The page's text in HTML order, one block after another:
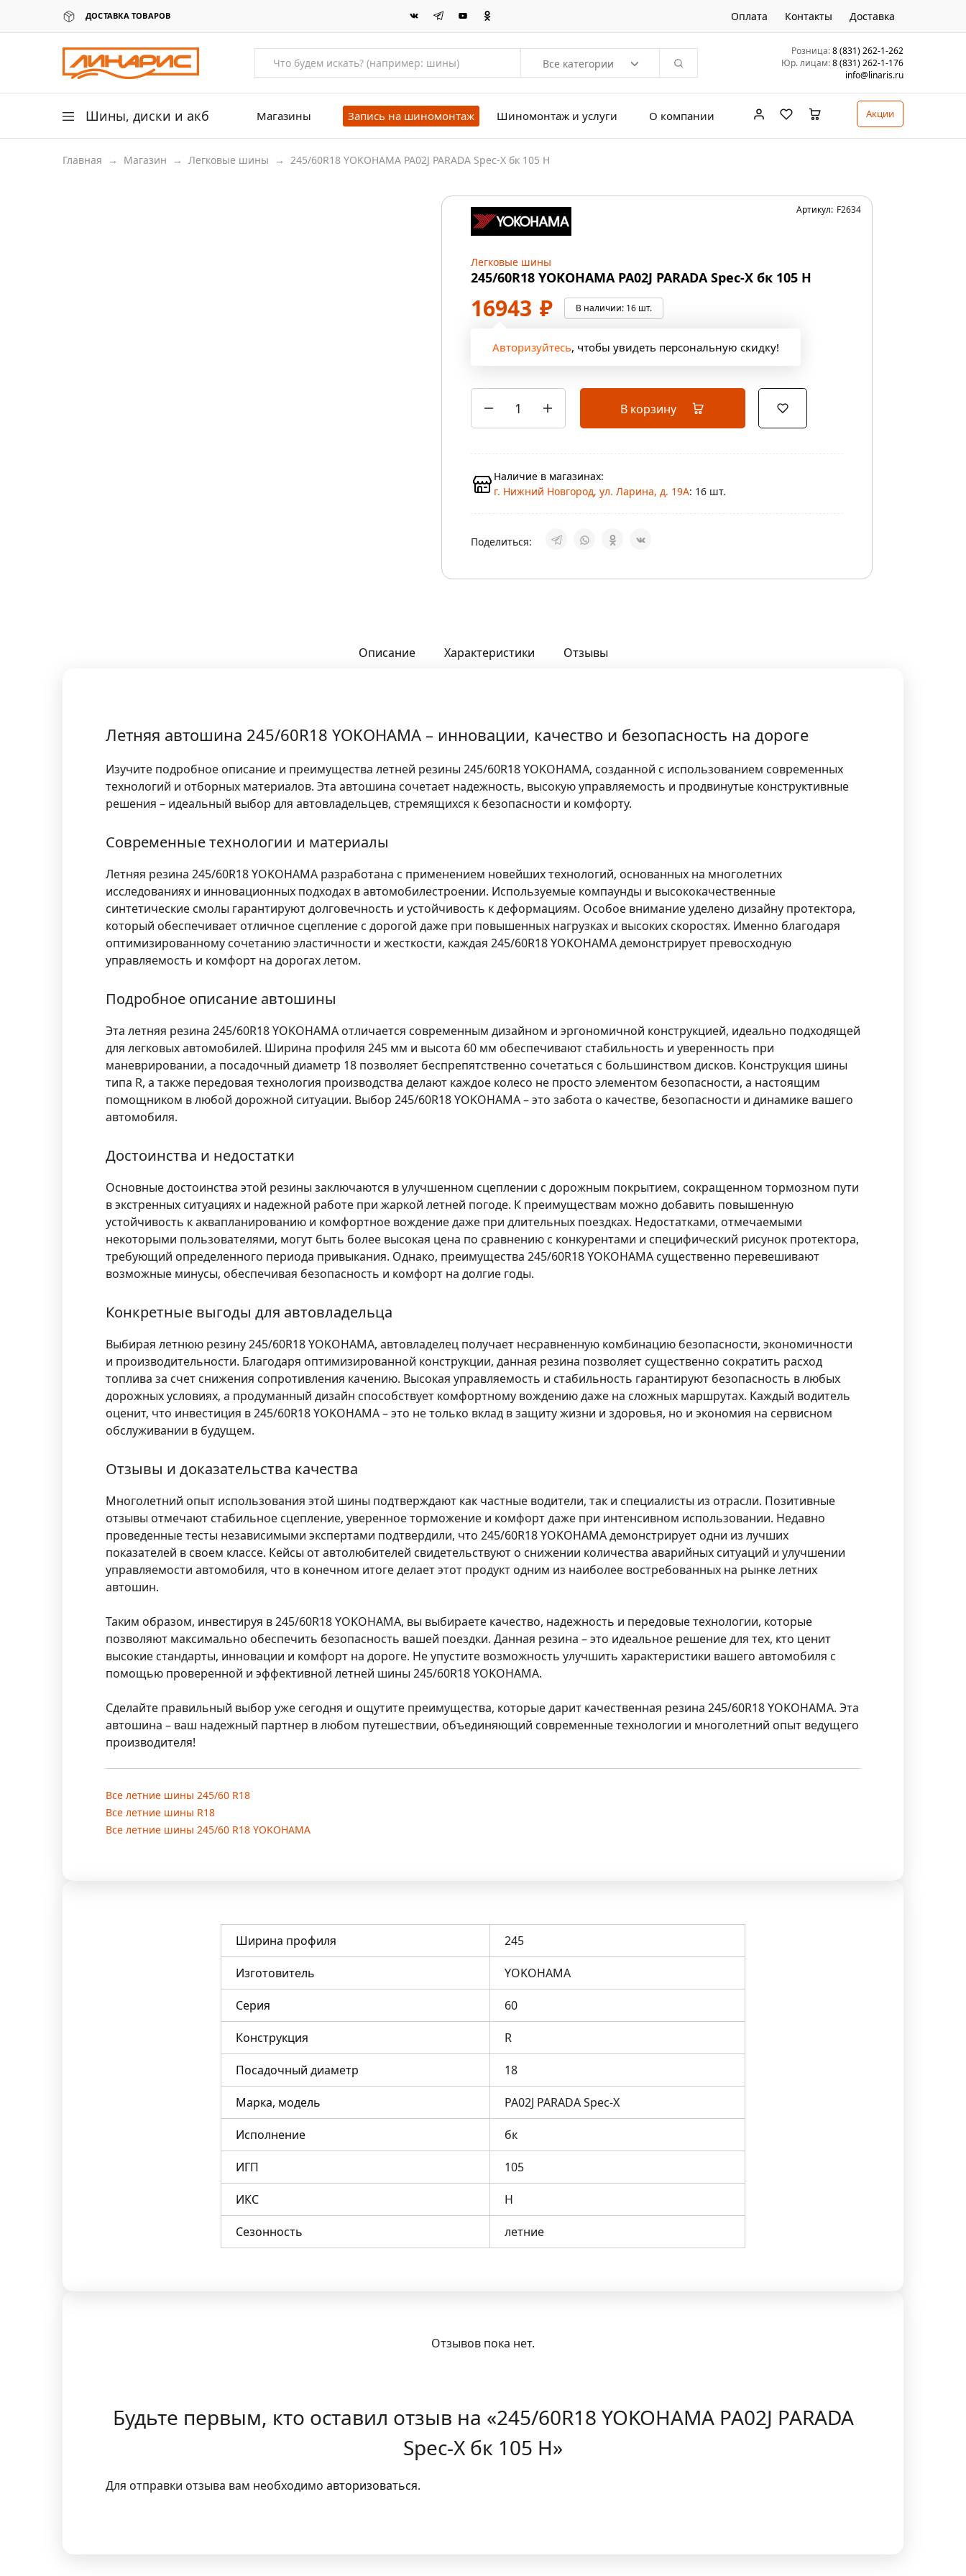
ДОСТАВКА ТОВАРОВ Оплата Контакты Доставка
Линарис
Продажа
шин,
дисков
аккумуляторов
Все категории
Розница:8 (831) 262-1-262
Юр. лицам:8 (831) 262-1-176
info@linaris.ru
Шины, диски и акб
Легковые шины
Магазины Запись на шиномонтаж Шиномонтаж и услуги О компании Акции
Главная → Магазин → Легковые шины → 245/60R18 YOKOHAMA PA02J PARADA Spec-X бк 105 H
Легковые шины
245/60R18 YOKOHAMA PA02J PARADA Spec-X бк 105 H
16943 ₽ В наличии:16 шт.
Авторизуйтесь, чтобы увидеть персональную скидку!
В корзину
Артикул: F2634
Наличие в магазинах:
г. Нижний Новгород, ул. Ларина, д. 19А: 16 шт.
Поделиться:
Описание Характеристики Отзывы
Летняя автошина 245/60R18 YOKOHAMA – инновации, качество и безопасность на дороге
Изучите подробное описание и преимущества летней резины 245/60R18 YOKOHAMA, созданной с использованием современных
технологий и отборных материалов. Эта автошина сочетает надежность, высокую управляемость и продвинутые конструктивные
решения – идеальный выбор для автовладельцев, стремящихся к безопасности и комфорту.
Современные технологии и материалы
Летняя резина 245/60R18 YOKOHAMA разработана с применением новейших технологий, основанных на многолетних
исследованиях и инновационных подходах в автомобилестроении. Используемые компаунды и высококачественные
синтетические смолы гарантируют долговечность и устойчивость к деформациям. Особое внимание уделено дизайну протектора,
который обеспечивает отличное сцепление с дорогой даже при повышенных нагрузках и высоких скоростях. Именно благодаря
оптимизированному сочетанию эластичности и жесткости, каждая 245/60R18 YOKOHAMA демонстрирует превосходную
управляемость и комфорт на дорогах летом.
Подробное описание автошины
Эта летняя резина 245/60R18 YOKOHAMA отличается современным дизайном и эргономичной конструкцией, идеально подходящей
для легковых автомобилей. Ширина профиля 245 мм и высота 60 мм обеспечивают стабильность и уверенность при
маневрировании, а посадочный диаметр 18 позволяет беспрепятственно сочетаться с большинством дисков. Конструкция шины
типа R, а также передовая технология производства делают каждое колесо не просто элементом безопасности, а настоящим
помощником в любой дорожной ситуации. Выбор 245/60R18 YOKOHAMA – это забота о качестве, безопасности и динамике вашего
автомобиля.
Достоинства и недостатки
Основные достоинства этой резины заключаются в улучшенном сцеплении с дорожным покрытием, сокращенном тормозном пути
в экстренных ситуациях и надежной работе при жаркой летней погоде. К преимуществам можно добавить повышенную
устойчивость к аквапланированию и комфортное вождение даже при длительных поездках. Недостатками, отмечаемыми
некоторыми пользователями, могут быть более высокая цена по сравнению с конкурентами и специфический рисунок протектора,
требующий определенного периода привыкания. Однако, преимущества 245/60R18 YOKOHAMA существенно перевешивают
возможные минусы, обеспечивая безопасность и комфорт на долгие годы.
Конкретные выгоды для автовладельца
Выбирая летнюю резину 245/60R18 YOKOHAMA, автовладелец получает несравненную комбинацию безопасности, экономичности
и производительности. Благодаря оптимизированной конструкции, данная резина позволяет существенно сократить расход
топлива за счет снижения сопротивления качению. Высокая управляемость и стабильность гарантируют безопасность в любых
дорожных условиях, а продуманный дизайн способствует комфортному вождению даже на сложных маршрутах. Каждый водитель
оценит, что инвестиция в 245/60R18 YOKOHAMA – это не только вклад в защиту жизни и здоровья, но и экономия на сервисном
обслуживании в будущем.
Отзывы и доказательства качества
Многолетний опыт использования этой шины подтверждают как частные водители, так и специалисты из отрасли. Позитивные
отзывы отмечают стабильное сцепление, уверенное торможение и комфорт даже при интенсивном использовании. Недавно
проведенные тесты независимыми экспертами подтвердили, что 245/60R18 YOKOHAMA демонстрирует одни из лучших
показателей в своем классе. Кейсы от автолюбителей свидетельствуют о снижении количества аварийных ситуаций и улучшении
управляемости автомобиля, что в конечном итоге делает этот продукт одним из наиболее востребованных на рынке летних
автошин.
Таким образом, инвестируя в 245/60R18 YOKOHAMA, вы выбираете качество, надежность и передовые технологии, которые
позволяют максимально обеспечить безопасность вашей поездки. Данная резина – это идеальное решение для тех, кто ценит
высокие стандарты, инновации и комфорт на дороге. Не упустите возможность улучшить характеристики вашего автомобиля с
помощью проверенной и эффективной летней шины 245/60R18 YOKOHAMA.
Сделайте правильный выбор уже сегодня и ощутите преимущества, которые дарит качественная резина 245/60R18 YOKOHAMA. Эта
автошина – ваш надежный партнер в любом путешествии, объединяющий современные технологии и многолетний опыт ведущего
производителя!
Все летние шины 245/60 R18
Все летние шины R18
Все летние шины 245/60 R18 YOKOHAMA
Ширина профиля 245
Изготовитель YOKOHAMA
Серия 60
Конструкция R
Посадочный диаметр 18
Марка, модель PA02J PARADA Spec-X
Исполнение бк
ИГП 105
ИКС H
Сезонность летние
Отзывов пока нет.
Будьте первым, кто оставил отзыв на «245/60R18 YOKOHAMA PA02J PARADA
Spec-X бк 105 H»
Для отправки отзыва вам необходимо авторизоваться.